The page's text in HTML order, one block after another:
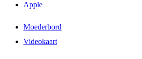
Apple
Moederbord
Videokaart